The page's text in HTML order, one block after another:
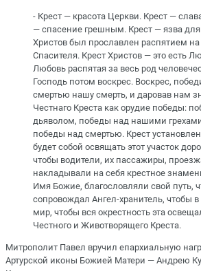
- Крест — красота Церкви. Крест —
— спасение грешным. Крест — язва
Христов был прославлен распятием
Спасителя. Крест Христов — это есть
Любовь распятая за весь род
Господь потом воскрес. Воскрес,
смертью нашу смерть, и даровав нам
Честнаго Креста как орудие победы:
дьяволом, победы над нашими
победы над смертью. Крест
будет собой освящать этот участок
чтобы водители, их пассажиры,
накладывали на себя крестное
Имя Божие, благословляли свой путь,
сопровождал Ангел-хранитель, чтобы
мир, чтобы вся окрестность эта
Честного и Животворящего Креста.
Митрополит Павел вручил епархиальную
Артурской иконы Божией Матери — Андрею